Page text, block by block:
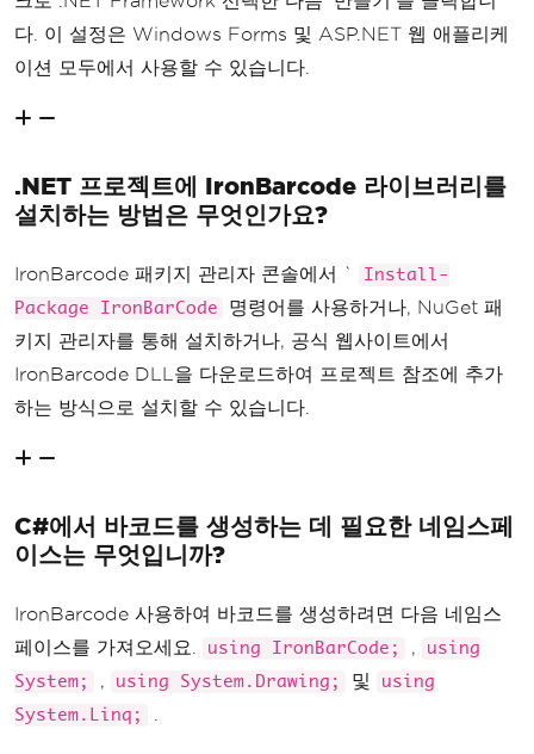
다. 이 설정은 Windows Forms 및 ASP.NET 웹 애플리케
이션 모두에서 사용할 수 있습니다.
.NET 프로젝트에 IronBarcode 라이브러리를
설치하는 방법은 무엇인가요?
IronBarcode 패키지 관리자 콘솔에서 `
Install-
Package IronBarCode
명령어를 사용하거나, NuGet 패
키지 관리자를 통해 설치하거나, ​​공식 웹사이트에서
IronBarcode DLL을 다운로드하여 프로젝트 참조에 추가
하는 방식으로 설치할 수 있습니다.
C#에서 바코드를 생성하는 데 필요한 네임스페
이스는 무엇입니까?
IronBarcode 사용하여 바코드를 생성하려면 다음 네임스
페이스를 가져오세요.
using IronBarCode; ,
using
System;
, using System.Drawing; 및
using
System.Linq;